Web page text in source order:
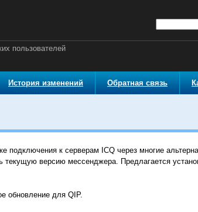
пользователей
История изменений Обратная связь
подключения к серверам ICQ через многие
текущую версию мессенджера. Предлагается
обновление для QIP.